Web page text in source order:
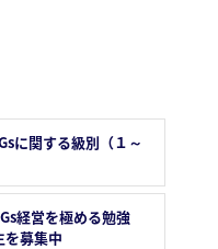
に関する級別（１～
経営を極める勉強
募集中